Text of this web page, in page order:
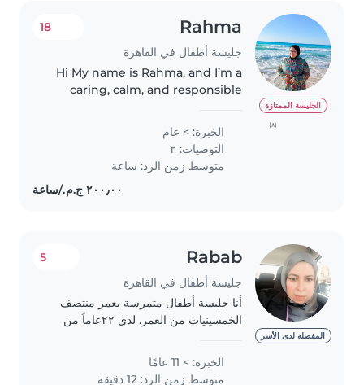
الجليسة الممتازة
(٨)
Rahma
جليسة أطفال في القاهرة
18
Hi My name is Rahma, and I’m a
caring, calm, and responsible
hands-on experience looking
after babies, toddlers,
preschoolers, and school-age
children...
الخبرة: > عام
التوصيات: ٢
متوسط زمن الرد: ساعة
المفضلة لدى الأسر
Rabab
جليسة أطفال في القاهرة
5
أنا جليسة أطفال متمرسة بعمر منتصف
الخمسينيات من العمر. لدى ٢٢عاماً من
الأعمار، بما في ذلك الرضع والأطفال
الخبرة: > 11 عامًا
متوسط زمن الرد: 12 دقيقة